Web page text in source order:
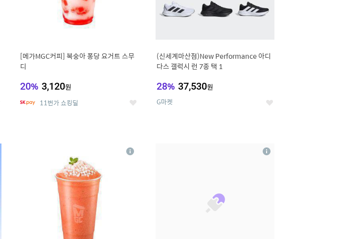
[메가MGC커피] 복숭아 퐁당 요거트 스무
디
20% 3,120원
11번가 쇼킹딜 좋
(신세계마산점)New Performance 아디
다스 갤럭시 런 7종 택 1
28% 37,530원
G마켓 좋
상 상